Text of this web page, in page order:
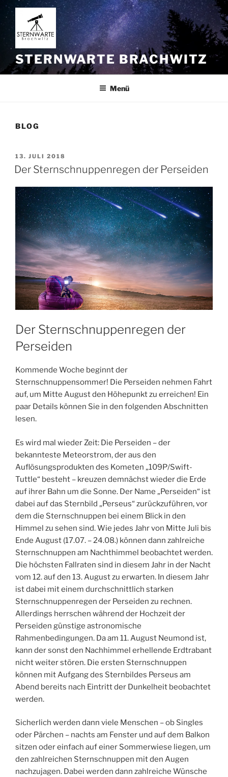
Zum
Inhalt
springen
STERNWARTE BRACHWITZ
Menü
BLOG
VERÖFFENTLICHT
AM
13. JULI 2018
Der Sternschnuppenregen der Perseiden
Der Sternschnuppenregen der
Perseiden
Kommende Woche beginnt der
Sternschnuppensommer! Die Perseiden nehmen Fahrt
auf, um Mitte August den Höhepunkt zu erreichen! Ein
paar Details können Sie in den folgenden Abschnitten
lesen.
Es wird mal wieder Zeit: Die Perseiden – der
bekannteste Meteorstrom, der aus den
Auflösungsprodukten des Kometen „109P/Swift-
Tuttle“ besteht – kreuzen demnächst wieder die Erde
auf ihrer Bahn um die Sonne. Der Name „Perseiden“ ist
dabei auf das Sternbild „Perseus“ zurückzuführen, vor
dem die Sternschnuppen bei einem Blick in den
Himmel zu sehen sind. Wie jedes Jahr von Mitte Juli bis
Ende August (17.07. – 24.08.) können dann zahlreiche
Sternschnuppen am Nachthimmel beobachtet werden.
Die höchsten Fallraten sind in diesem Jahr in der Nacht
vom 12. auf den 13. August zu erwarten. In diesem Jahr
ist dabei mit einem durchschnittlich starken
Sternschnuppenregen der Perseiden zu rechnen.
Allerdings herrschen während der Hochzeit der
Perseiden günstige astronomische
Rahmenbedingungen. Da am 11. August Neumond ist,
kann der sonst den Nachhimmel erhellende Erdtrabant
nicht weiter stören. Die ersten Sternschnuppen
können mit Aufgang des Sternbildes Perseus am
Abend bereits nach Eintritt der Dunkelheit beobachtet
werden.
Sicherlich werden dann viele Menschen – ob Singles
oder Pärchen – nachts am Fenster und auf dem Balkon
sitzen oder einfach auf einer Sommerwiese liegen, um
den zahlreichen Sternschnuppen mit den Augen
nachzujagen. Dabei werden dann zahlreiche Wünsche